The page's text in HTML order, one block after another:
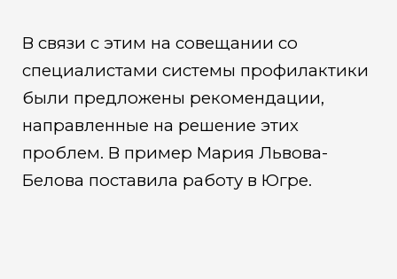
В связи с этим на совещании со
специалистами системы профилактики
были предложены рекомендации,
направленные на решение этих
проблем. В пример Мария Львова-
Белова поставила работу в Югре.